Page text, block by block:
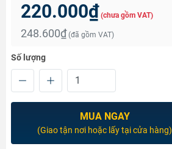
220.000₫ (chưa gồm VAT)
248.600₫ (đã gồm VAT)
Số lượng
MUA NGAY
(Giao tận nơi hoặc lấy tại cửa hàng)